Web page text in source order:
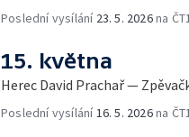
Poslední vysílání 23. 5. 2026na
15. května
Herec David Prachař —
Poslední vysílání16. 5. 2026na